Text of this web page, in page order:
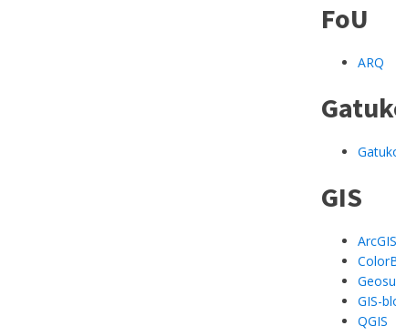
FoU
ARQ
GIS
ArcGIS
GIS-
QGIS